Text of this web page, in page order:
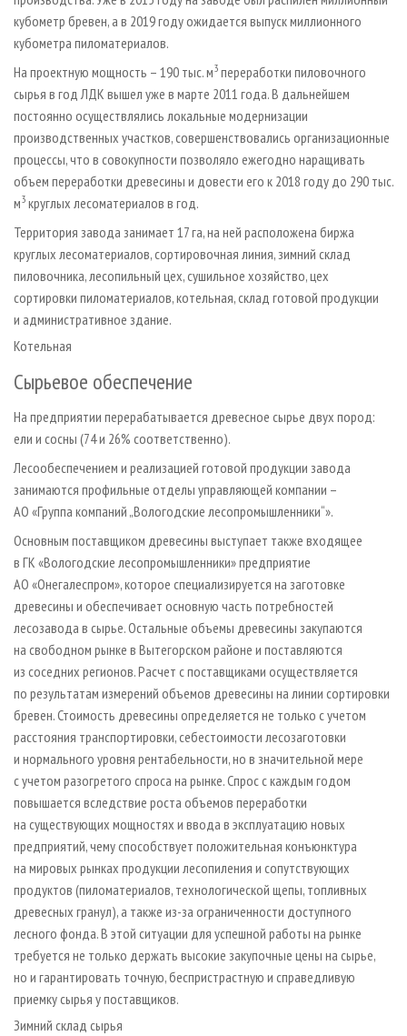
кубометр бревен, а в 2019 году ожидается выпуск миллионного
кубометра пиломатериалов.
На проектную мощность – 190 тыс. м3 переработки пиловочного
сырья в год ЛДК вышел уже в марте 2011 года. В дальнейшем
постоянно осуществлялись локальные модернизации
производственных участков, совершенствовались организационные
процессы, что в совокупности позволяло ежегодно наращивать
объем переработки древесины и довести его к 2018 году до 290 тыс.
м3 круглых лесоматериалов в год.
Территория завода занимает 17 га, на ней расположена биржа
круглых лесоматериалов, сортировочная линия, зимний склад
пиловочника, лесопильный цех, сушильное хозяйство, цех
сортировки пиломатериалов, котельная, склад готовой продукции
и административное здание.
Котельная
Сырьевое обеспечение
На предприятии перерабатывается древесное сырье двух пород:
ели и сосны (74 и 26% соответственно).
Лесообеспечением и реализацией готовой продукции завода
занимаются профильные отделы управляющей компании –
АО «Группа компаний „Вологодские лесопромышленники“».
Основным поставщиком древесины выступает также входящее
в ГК «Вологодские лесопромышленники» предприятие
АО «Онегалеспром», которое специализируется на заготовке
древесины и обеспечивает основную часть потребностей
лесозавода в сырье. Остальные объемы древесины закупаются
на свободном рынке в Вытегорском районе и поставляются
из соседних регионов. Расчет с поставщиками осуществляется
по результатам измерений объемов древесины на линии сортировки
бревен. Стоимость древесины определяется не только с учетом
расстояния транспортировки, себестоимости лесозаготовки
и нормального уровня рентабельности, но в значительной мере
с учетом разогретого спроса на рынке. Спрос с каждым годом
повышается вследствие роста объемов переработки
на существующих мощностях и ввода в эксплуатацию новых
предприятий, чему способствует положительная конъюнктура
на мировых рынках продукции лесопиления и сопутствующих
продуктов (пиломатериалов, технологической щепы, топливных
древесных гранул), а также из-за ограниченности доступного
лесного фонда. В этой ситуации для успешной работы на рынке
требуется не только держать высокие закупочные цены на сырье,
но и гарантировать точную, беспристрастную и справедливую
приемку сырья у поставщиков.
Зимний склад сырья